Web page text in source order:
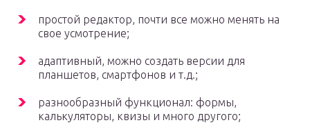
простой редактор, почти все можно менять на
свое усмотрение;
адаптивный, можно создать версии для
планшетов, смартфонов и т.д.;
разнообразный функционал: формы,
калькуляторы, квизы и много другого;